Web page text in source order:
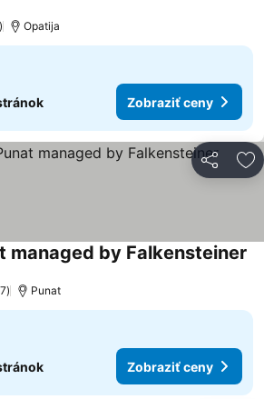
Opatija
Zobraziť ceny
Zdieľať
managed by Falkensteiner
Punat
Zobraziť ceny